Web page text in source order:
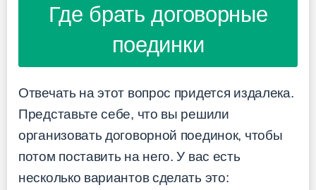
Где брать договорные
поединки
Отвечать на этот вопрос придется издалека.
Представьте себе, что вы решили
организовать договорной поединок, чтобы
потом поставить на него. У вас есть
несколько вариантов сделать это: